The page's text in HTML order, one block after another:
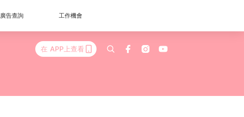
廣告查詢 工作機會
在 APP上查看